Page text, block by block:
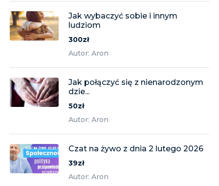
Jak wybaczyć sobie i innym
ludziom
300zł
Autor: Aron
Jak połączyć się z nienarodzonym
dzie...
50zł
Autor: Aron
Czat na żywo z dnia 2 lutego 2026
39zł
Autor: Aron